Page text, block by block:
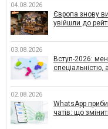
04.08.2026
Європа знову
увійшли до
03.08.2026
Вступ-2026:
спеціальністю,
02.08.2026
WhatsApp
чатів: що